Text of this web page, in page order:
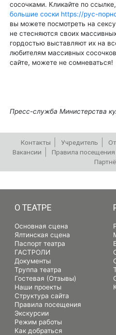
сосочками. Кликайте по
большие соски https://рус-
вы можете посмотреть на
не стесняются своих
гордостью выставляют их на
любителям массивных
сайте, можете не сомневаться!
Пресс-служба Министерства
Контакты Учредитель
Вакансии
Правила посещения
О ТЕАТРЕ
Основная сцена
Ялтинская сцена
Паспорт театра
ГАСТРОЛИ
Документы
Труппа театра
Гостевая (Отзывы)
Наши проекты
Структура сайта
Правила посещения
Экскурсии
Режим работы
Как добраться